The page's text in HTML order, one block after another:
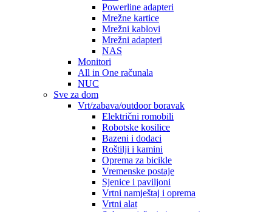
Powerline adapteri
Mrežne kartice
Mrežni kablovi
Mrežni adapteri
NAS
Monitori
All in One računala
NUC
Sve za dom
Vrt/zabava/outdoor boravak
Električni romobili
Robotske kosilice
Bazeni i dodaci
Roštilji i kamini
Oprema za bicikle
Vremenske postaje
Sjenice i paviljoni
Vrtni namještaj i oprema
Vrtni alat